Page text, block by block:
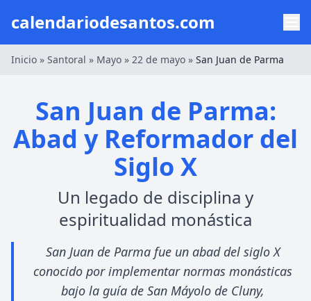
calendariodesantos.com
Inicio » Santoral » Mayo » 22 de mayo » San Juan de Parma
San Juan de Parma:
Abad y Reformador del
Siglo X
Un legado de disciplina y
espiritualidad monástica
San Juan de Parma fue un abad del siglo X
conocido por implementar normas monásticas
bajo la guía de San Máyolo de Cluny,